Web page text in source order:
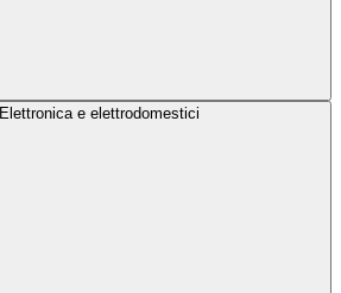
Elettronica e elettrodomestici